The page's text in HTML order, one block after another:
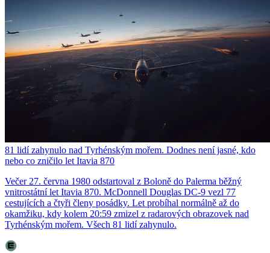
81 lidí zahynulo nad Tyrhénským mořem. Dodnes není jasné, kdo
nebo co zničilo let Itavia 870
Večer 27. června 1980 odstartoval z Boloně do Palerma běžný
vnitrostátní let Itavia 870. McDonnell Douglas DC-9 vezl 77
cestujících a čtyři členy posádky. Let probíhal normálně až do
okamžiku, kdy kolem 20:59 zmizel z radarových obrazovek nad
Tyrhénským mořem. Všech 81 lidí zahynulo.